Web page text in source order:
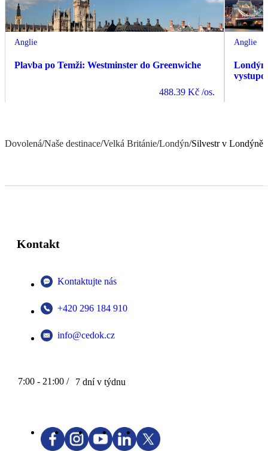
Anglie
Plavba po Temži: Westminster do Greenwiche
488.39 Kč /os.
Anglie
Dovolená/Naše destinace/Velká Británie/Londýn/Silvestr v Londýně
Kontakt
Kontaktujte nás
+420 296 184 910
info@cedok.cz
7:00 - 21:00 / 7 dní v týdnu